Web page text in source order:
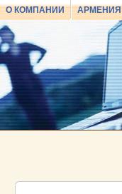
О КОМПАНИИ АРМЕНИЯ